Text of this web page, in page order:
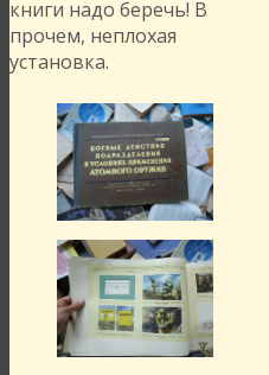
книги надо беречь! В
прочем, неплохая
установка.